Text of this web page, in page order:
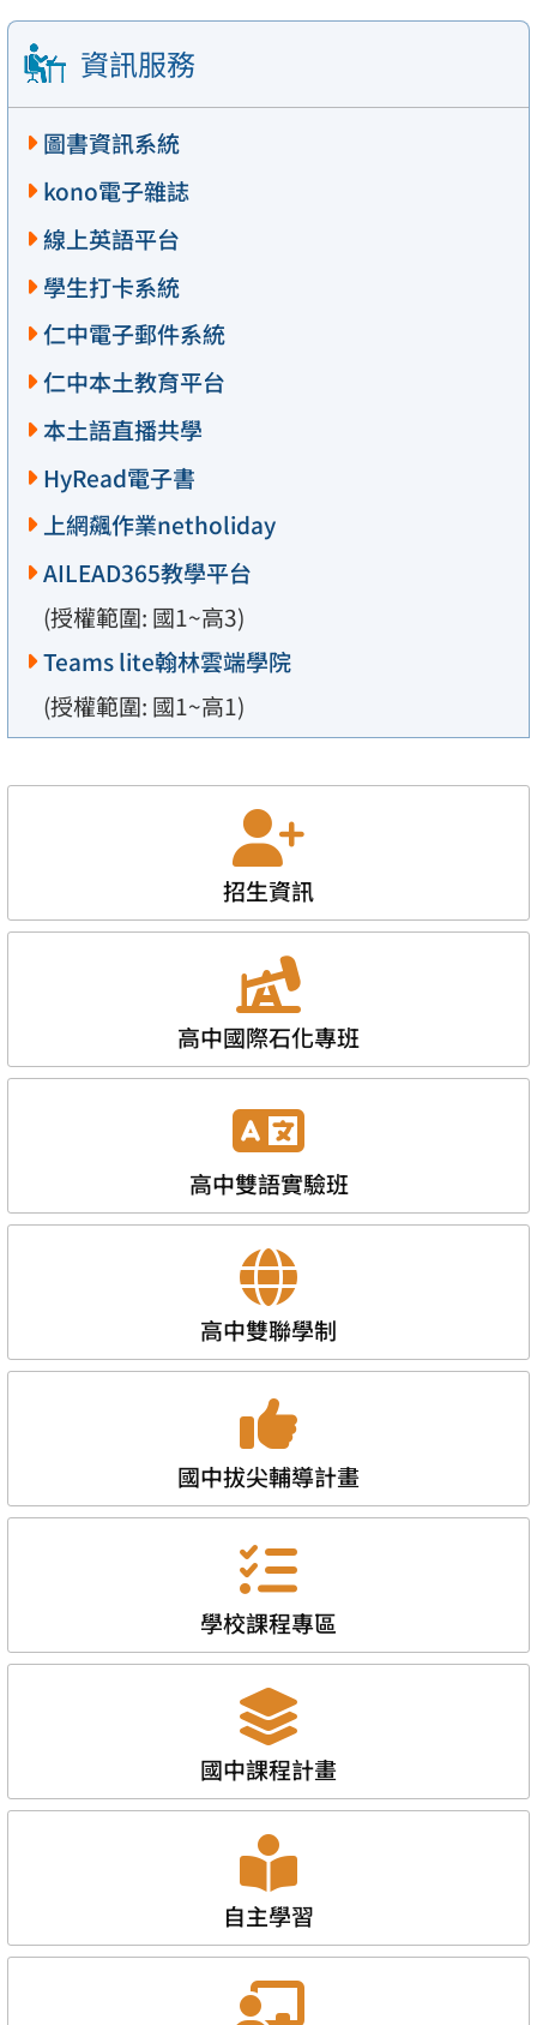
資訊服務
圖書資訊系統
kono電子雜誌
線上英語平台
學生打卡系統
仁中電子郵件系統
仁中本土教育平台
本土語直播共學
HyRead電子書
上網飆作業netholiday
AILEAD365教學平台
(授權範圍: 國1~高3)
Teams lite翰林雲端學院
(授權範圍: 國1~高1)
招生資訊
高中國際石化專班
高中雙語實驗班
高中雙聯學制
國中拔尖輔導計畫
學校課程專區
國中課程計畫
自主學習